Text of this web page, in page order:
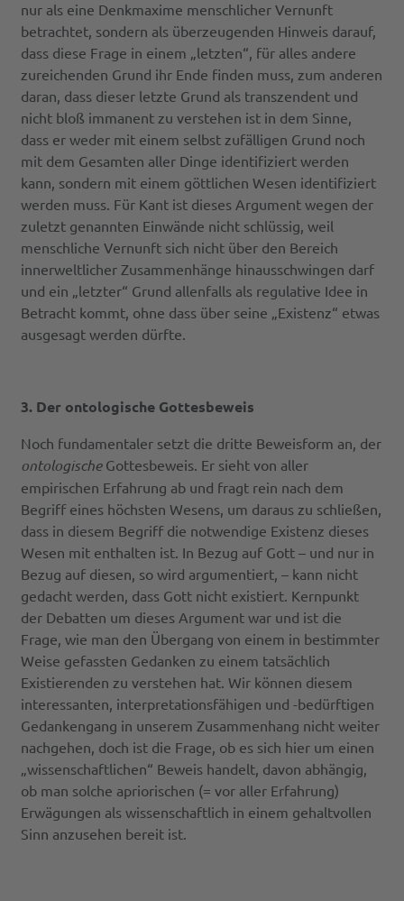
nur als eine Denkmaxime menschlicher Vernunft
betrachtet, sondern als überzeugenden Hinweis darauf,
dass diese Frage in einem „letzten“, für alles andere
zureichenden Grund ihr Ende finden muss, zum anderen
daran, dass dieser letzte Grund als transzendent und
nicht bloß immanent zu verstehen ist in dem Sinne,
dass er weder mit einem selbst zufälligen Grund noch
mit dem Gesamten aller Dinge identifiziert werden
kann, sondern mit einem göttlichen Wesen identifiziert
werden muss. Für Kant ist dieses Argument wegen der
zuletzt genannten Einwände nicht schlüssig, weil
menschliche Vernunft sich nicht über den Bereich
innerweltlicher Zusammenhänge hinausschwingen darf
und ein „letzter“ Grund allenfalls als regulative Idee in
Betracht kommt, ohne dass über seine „Existenz“ etwas
ausgesagt werden dürfte.
3. Der ontologische Gottesbeweis
Noch fundamentaler setzt die dritte Beweisform an, der
ontologischeGottesbeweis. Er sieht von aller
empirischen Erfahrung ab und fragt rein nach dem
Begriff eines höchsten Wesens, um daraus zu schließen,
dass in diesem Begriff die notwendige Existenz dieses
Wesen mit enthalten ist. In Bezug auf Gott – und nur in
Bezug auf diesen, so wird argumentiert, – kann nicht
gedacht werden, dass Gott nicht existiert. Kernpunkt
der Debatten um dieses Argument war und ist die
Frage, wie man den Übergang von einem in bestimmter
Weise gefassten Gedanken zu einem tatsächlich
Existierenden zu verstehen hat. Wir können diesem
interessanten, interpretationsfähigen und -bedürftigen
Gedankengang in unserem Zusammenhang nicht weiter
nachgehen, doch ist die Frage, ob es sich hier um einen
„wissenschaftlichen“ Beweis handelt, davon abhängig,
ob man solche apriorischen (= vor aller Erfahrung)
Erwägungen als wissenschaftlich in einem gehaltvollen
Sinn anzusehen bereit ist.